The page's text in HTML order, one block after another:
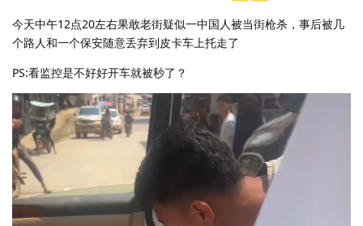
今天中午12点20左右果敢老街疑似一中国人被当街枪杀，事后被几
个路人和一个保安随意丢弃到皮卡车上托走了
PS:看监控是不好好开车就被秒了？